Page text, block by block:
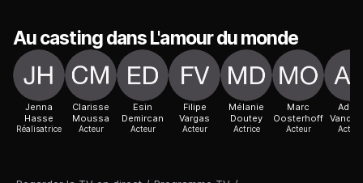
Au casting dans L'amour du monde
Jenna
Hasse
Réalisatrice
Clarisse
Moussa
Acteur
Esin
Demircan
Acteur
Filipe
Vargas
Acteur
Mélanie
Doutey
Actrice
Marc
Oosterhoff
Acteur
Adèle
Acteur